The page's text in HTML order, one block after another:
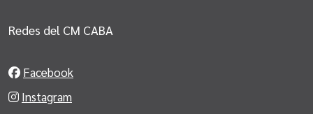
Redes del CM CABA
Facebook
Instagram